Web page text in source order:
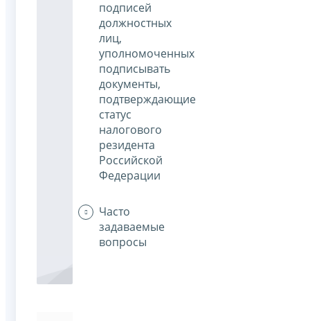
подписей
должностных
лиц,
уполномоченных
подписывать
документы,
подтверждающие
статус
налогового
резидента
Российской
Федерации
Часто
задаваемые
вопросы